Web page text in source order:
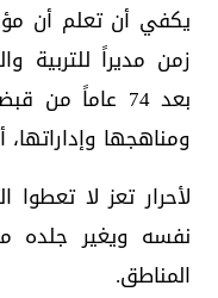
يكفي أن تعلم أن
زمن مديراً للتربية
بعد 74 عاماً
ومناهجها
لأحرار تعز لا
نفسه ويغير
المناطق.